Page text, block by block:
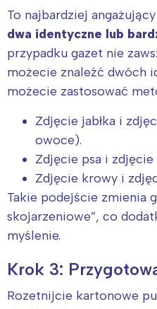
To najbardziej
dwa identyczne lub
przypadku gazet nie
możecie znaleźć dwóch
możecie zastosować
Zdjęcie jabłka i
owoce).
Zdjęcie psa i zdjęcie
Zdjęcie krowy i
Takie podejście zmienia
skojarzeniowe”, co
myślenie.
Krok 3:
Rozetnijcie kartonowe